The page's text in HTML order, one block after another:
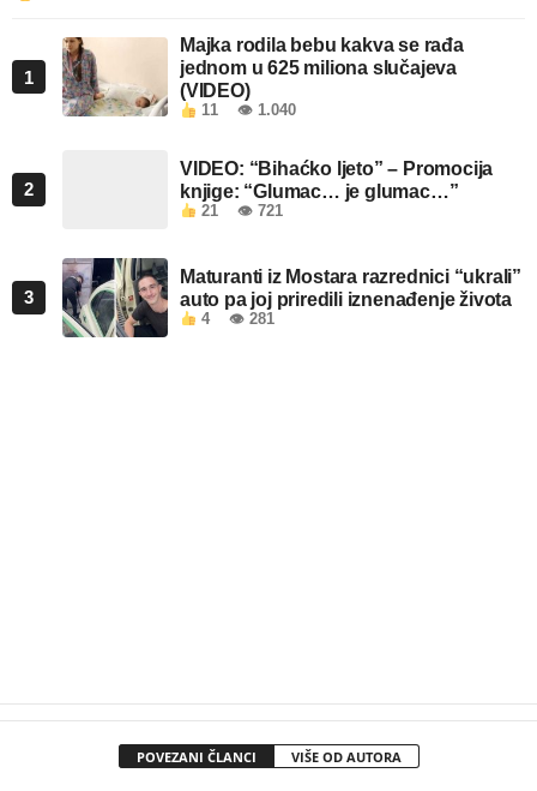
1
Majka rodila bebu kakva se rađa
jednom u 625 miliona slučajeva
(VIDEO)
11 👁 1.040
2
VIDEO: “Bihaćko ljeto” – Promocija
knjige: “Glumac… je glumac…”
21 👁 721
3
Maturanti iz Mostara razrednici “ukrali”
auto pa joj priredili iznenađenje života
4 👁 281
POVEZANI ČLANCI VIŠE OD AUTORA